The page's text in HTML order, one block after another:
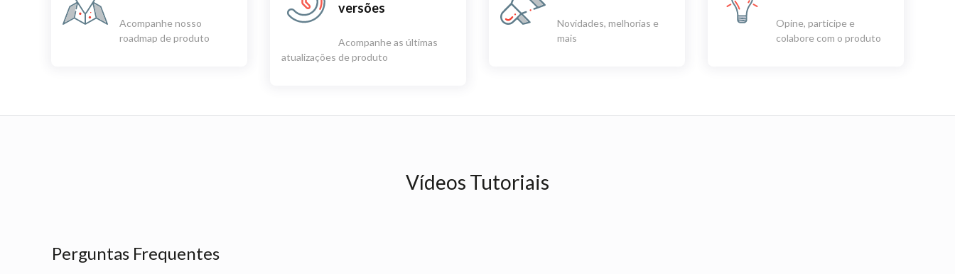
Acompanhe nosso
roadmap de produto
versões
Acompanhe as últimas
atualizações de produto
Novidades, melhorias e
mais
Opine, participe e
colabore com o produto
Vídeos Tutoriais
Perguntas Frequentes